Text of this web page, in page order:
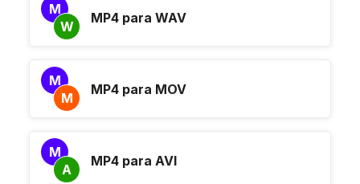
M
W
MP4 para WAV
M
M
MP4 para MOV
M
A
MP4 para AVI